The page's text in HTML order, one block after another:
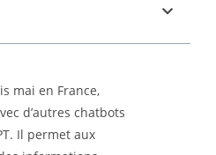
mai en France,
d’autres chatbots
Il permet aux